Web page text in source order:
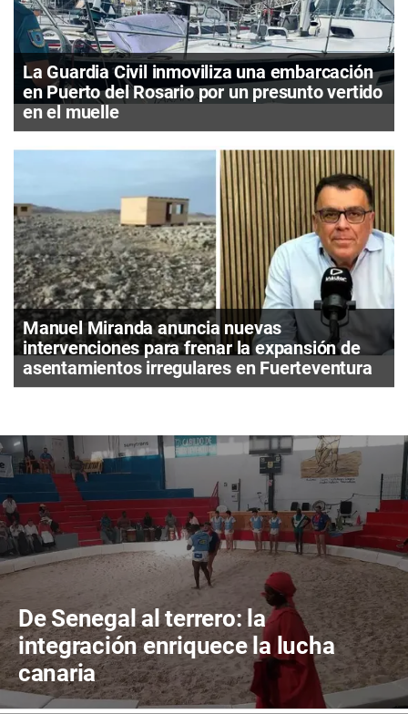
La Guardia Civil inmoviliza una embarcación
en Puerto del Rosario por un presunto vertido
en el muelle
Manuel Miranda anuncia nuevas
intervenciones para frenar la expansión de
asentamientos irregulares en Fuerteventura
De Senegal al terrero: la
integración enriquece la lucha
canaria